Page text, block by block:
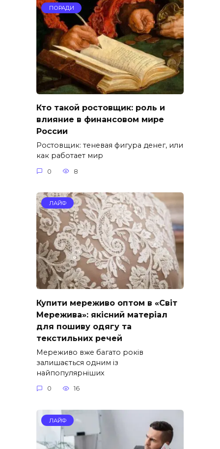
ПОРАДИ
Кто такой ростовщик: роль и
влияние в финанcовом мире
России
Ростовщик: теневая фигура денег, или
как работает мир
0 8
ЛАЙФ
Купити мереживо оптом в «Світ
Мережива»: якісний матеріал
для пошиву одягу та
текстильних речей
Мереживо вже багато років
залишається одним із
найпопулярніших
0 16
ЛАЙФ